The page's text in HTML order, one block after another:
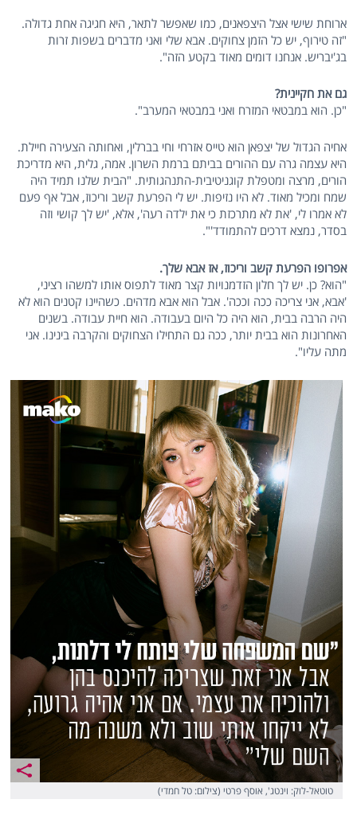
ארוחת שישי אצל היצפאנים, כמו שאפשר לתאר, היא חגיגה אחת גדולה.
"זה טירוף, יש כל הזמן צחוקים. אבא שלי ואני מדברים בשפות זרות
בג'יבריש. אנחנו דומים מאוד בקטע הזה".
גם את חקיינית?
"כן. הוא במבטאי המזרח ואני במבטאי המערב".
אחיה הגדול של יצפאן הוא טייס אזרחי וחי בברלין, ואחותה הצעירה חיילת.
היא עצמה גרה עם ההורים בביתם ברמת השרון. אמה, גלית, היא מדריכת
הורים, מרצה ומטפלת קוגניטיבית-התנהגותית. "הבית שלנו תמיד היה
שמח ומכיל מאוד. לא היו נזיפות. יש לי הפרעת קשב וריכוז, אבל אף פעם
לא אמרו לי, 'את לא מתרכזת כי את ילדה רעה', אלא, 'יש לך קושי וזה
בסדר, נמצא דרכים להתמודד'".
אפרופו הפרעת קשב וריכוז, אז אבא שלך.
"הוא? כן. יש לך חלון הזדמנויות קצר מאוד לתפוס אותו למשהו רציני,
'אבא, אני צריכה ככה וככה'. אבל הוא אבא מדהים. כשהיינו קטנים הוא לא
היה הרבה בבית, הוא היה כל היום בעבודה. הוא חיית עבודה. בשנים
האחרונות הוא בבית יותר, ככה גם התחילו הצחוקים והקרבה בינינו. אני
מתה עליו".
טוטאל-לוק: וינטג', אוסף פרטי (צילום: טל חמדי)